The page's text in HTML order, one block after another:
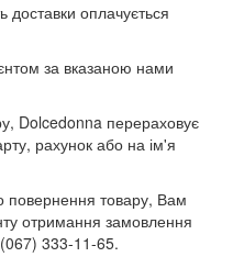
доставки оплачується
за вказаною нами
Dolcedonna перераховує
рахунок або на ім'я
повернення товару, Вам
отримання замовлення
333-11-65.